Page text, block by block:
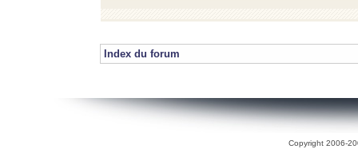
Index du forum
Copyright 2006-